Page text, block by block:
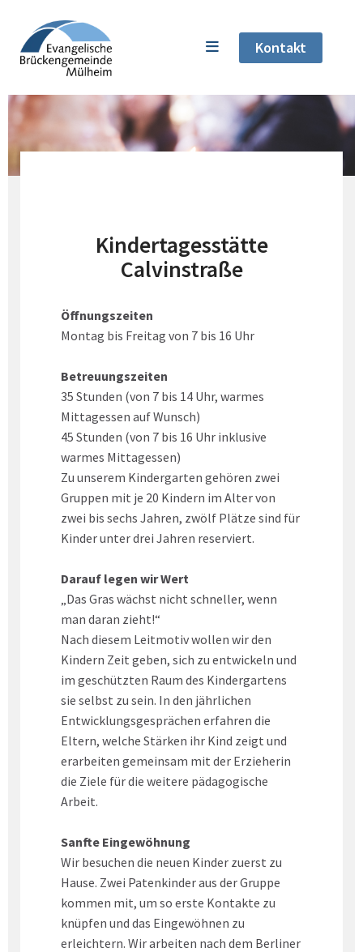
Kontakt
Kindertagesstätte
Calvinstraße
Öffnungszeiten
Montag bis Freitag von 7 bis 16 Uhr
Betreuungszeiten
35 Stunden (von 7 bis 14 Uhr, warmes
Mittagessen auf Wunsch)
45 Stunden (von 7 bis 16 Uhr inklusive
warmes Mittagessen)
Zu unserem Kindergarten gehören zwei
Gruppen mit je 20 Kindern im Alter von
zwei bis sechs Jahren, zwölf Plätze sind für
Kinder unter drei Jahren reserviert.
Darauf legen wir Wert
„Das Gras wächst nicht schneller, wenn
man daran zieht!“
Nach diesem Leitmotiv wollen wir den
Kindern Zeit geben, sich zu entwickeln und
im geschützten Raum des Kindergartens
sie selbst zu sein. In den jährlichen
Entwicklungsgesprächen erfahren die
Eltern, welche Stärken ihr Kind zeigt und
erarbeiten gemeinsam mit der Erzieherin
die Ziele für die weitere pädagogische
Arbeit.
Sanfte Eingewöhnung
Wir besuchen die neuen Kinder zuerst zu
Hause. Zwei Patenkinder aus der Gruppe
kommen mit, um so erste Kontakte zu
knüpfen und das Eingewöhnen zu
erleichtern. Wir arbeiten nach dem Berliner